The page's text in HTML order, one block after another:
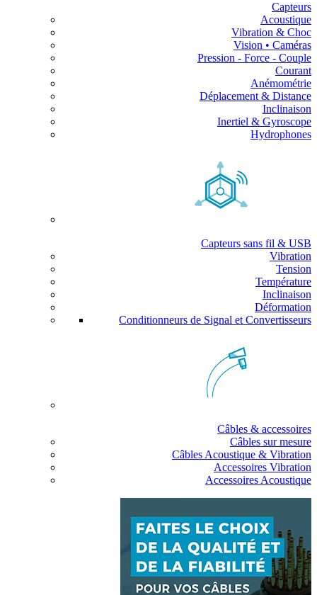
Capteurs
Acoustique
Vibration & Choc
Vision • Caméras
Pression - Force - Couple
Courant
Anémométrie
Déplacement & Distance
Inclinaison
Inertiel & Gyroscope
Hydrophones
Capteurs sans fil & USB
Vibration
Tension
Température
Inclinaison
Déformation
Conditionneurs de Signal et Convertisseurs
Câbles & accessoires
Câbles sur mesure
Câbles Acoustique & Vibration
Accessoires Vibration
Accessoires Acoustique